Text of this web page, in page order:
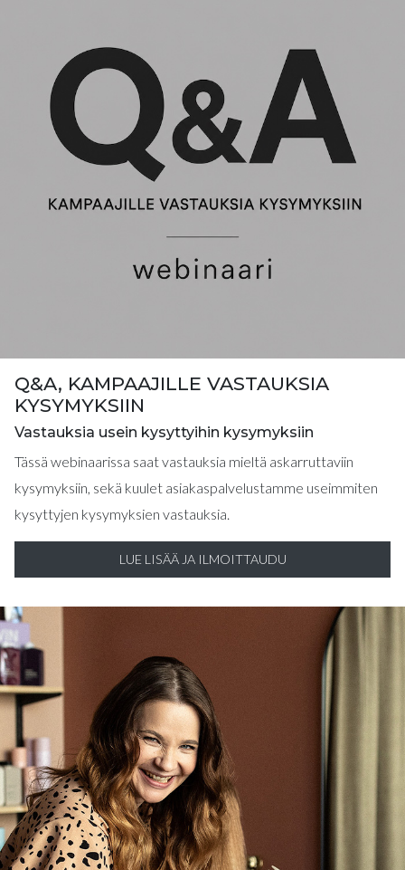
Q&A, KAMPAAJILLE VASTAUKSIA
KYSYMYKSIIN
Vastauksia usein kysyttyihin kysymyksiin
Tässä webinaarissa saat vastauksia mieltä askarruttaviin
kysymyksiin, sekä kuulet asiakaspalvelustamme useimmiten
kysyttyjen kysymyksien vastauksia.
LUE LISÄÄ JA ILMOITTAUDU